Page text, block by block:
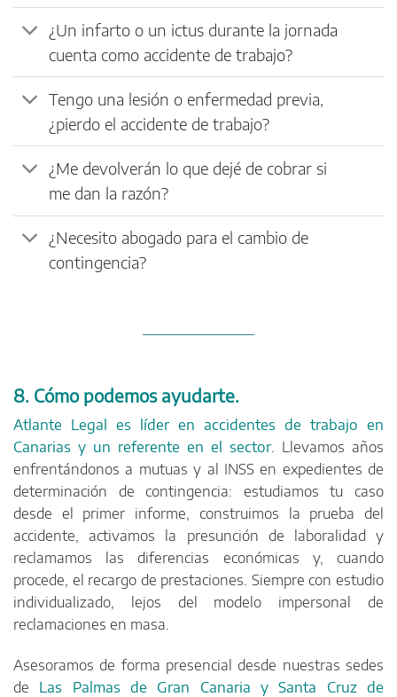
¿Un infarto o un ictus durante la jornada
cuenta como accidente de trabajo?
Tengo una lesión o enfermedad previa,
¿pierdo el accidente de trabajo?
¿Me devolverán lo que dejé de cobrar si
me dan la razón?
¿Necesito abogado para el cambio de
contingencia?
8. Cómo podemos ayudarte.
Atlante Legal es líder en accidentes de trabajo en
Canarias y un referente en el sector. Llevamos años
enfrentándonos a mutuas y al INSS en expedientes de
determinación de contingencia: estudiamos tu caso
desde el primer informe, construimos la prueba del
accidente, activamos la presunción de laboralidad y
reclamamos las diferencias económicas y, cuando
procede, el recargo de prestaciones. Siempre con estudio
individualizado, lejos del modelo impersonal de
reclamaciones en masa.
Asesoramos de forma presencial desde nuestras sedes
de Las Palmas de Gran Canaria y Santa Cruz de